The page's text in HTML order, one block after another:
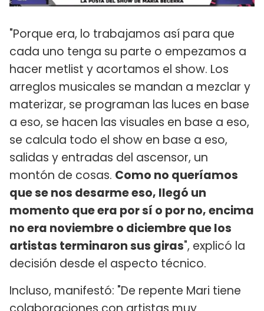
"Porque era, lo trabajamos así para que
cada uno tenga su parte o empezamos a
hacer metlist y acortamos el show. Los
arreglos musicales se mandan a mezclar y
materizar, se programan las luces en base
a eso, se hacen las visuales en base a eso,
se calcula todo el show en base a eso,
salidas y entradas del ascensor, un
montón de cosas. Como no queríamos
que se nos desarme eso, llegó un
momento que era por sí o por no, encima
no era noviembre o diciembre que los
artistas terminaron sus giras", explicó la
decisión desde el aspecto técnico.
Incluso, manifestó: "De repente Mari tiene